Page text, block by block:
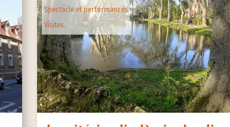
Spectacle et performances
Visites